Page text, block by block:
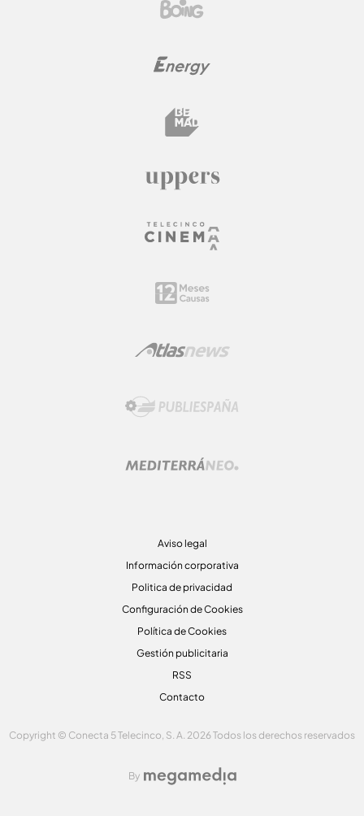
Aviso legal
Información corporativa
Politica de privacidad
Configuración de Cookies
Política de Cookies
Gestión publicitaria
RSS
Contacto
Copyright © Conecta 5 Telecinco, S. A. 2026 Todos los derechos reservados
By